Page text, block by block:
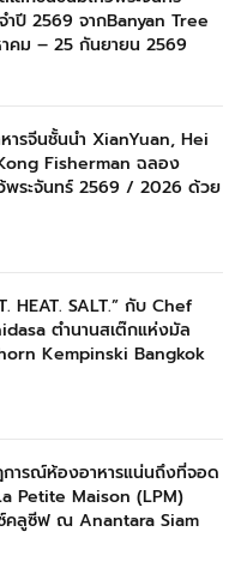
ำปี 2569 จากBanyan Tree
คม – 25 กันยายน 2569
ารจีนชั้นนำ XianYuan, Hei
Fisherman ฉลอง
พระจันทร์ 2569 / 2026 ด้วย
HEAT. SALT.” กับ Chef
ตำนานสเต๊กแห่งมัล
Kempinski Bangkok
ารณ์ห้องอาหารแน่นถึงที่จอด
Petite Maison (LPM)
คลูซีฟ ณ Anantara Siam